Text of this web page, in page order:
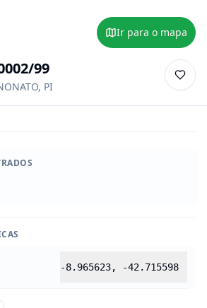
Ir para o mapa
99
, PI
-8.965623, -42.715598